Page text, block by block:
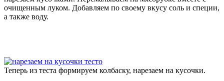
очищенным луком. Добавляем по своему вкусу соль и специи,
а также воду.
Теперь из теста формируем колбаску, нарезаем на кусочки.